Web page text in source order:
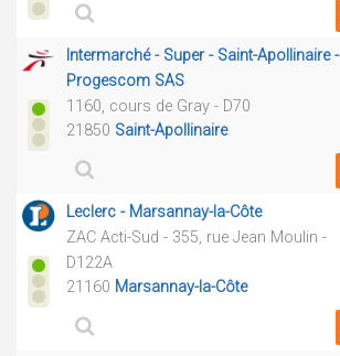
Intermarché - Super - Saint-Apollinaire -
Progescom SAS
1160, cours de Gray - D70
21850 Saint-Apollinaire
Leclerc - Marsannay-la-Côte
ZAC Acti-Sud - 355, rue Jean Moulin -
D122A
21160 Marsannay-la-Côte